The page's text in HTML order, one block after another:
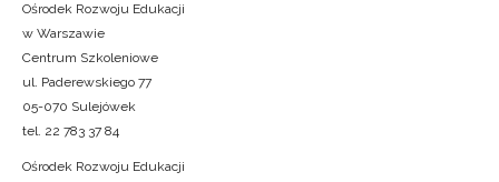
Ośrodek Rozwoju Edukacji
w Warszawie
Centrum Szkoleniowe
ul. Paderewskiego 77
05-070 Sulejówek
tel. 22 783 37 84
Ośrodek Rozwoju Edukacji